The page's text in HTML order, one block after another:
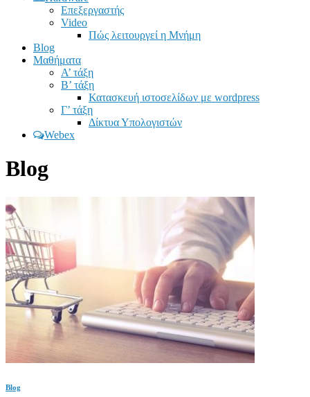
Επεξεργαστής
Video
Πώς λειτουργεί η Μνήμη
Blog
Μαθήματα
Α’ τάξη
Β’ τάξη
Κατασκευή ιστοσελίδων με wordpress
Γ’ τάξη
Δίκτυα Υπολογιστών
Webex
Blog
Blog